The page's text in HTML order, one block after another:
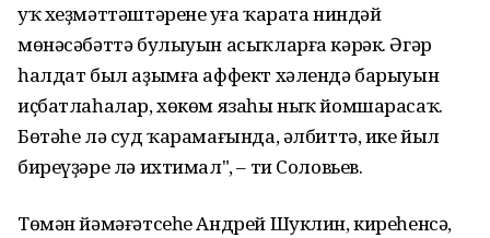
уҡ хеҙмәттәштәренең уға ҡарата ниндәй
мөнәсәбәттә булыуын асыҡларға кәрәк. Әгәр
һалдат был аҙымға аффект хәлендә барыуын
иҫбатлаһалар, хөкөм язаһы ныҡ йомшарасаҡ.
Бөтәһе лә суд ҡарамағында, әлбиттә, ике йыл
биреүҙәре лә ихтимал", – ти Соловьев.
Төмән йәмәғәтсеһе Андрей Шуклин, киреһенсә,